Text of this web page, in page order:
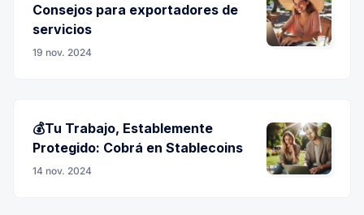
Consejos para exportadores de
servicios
19 nov. 2024
💰Tu Trabajo, Establemente
Protegido: Cobrá en Stablecoins
14 nov. 2024